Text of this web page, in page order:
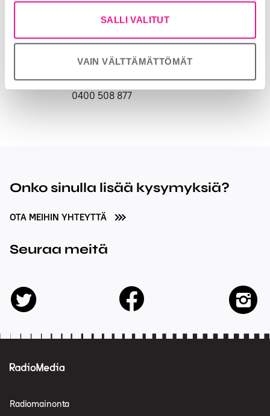
SALLI VALITUT
VAIN VÄLTTÄMÄTTÖMÄT
Toimitusjohtaja
stefan.moller@radiomedia.fi
0400 508 877
Onko sinulla lisää kysymyksiä?
OTA MEIHIN YHTEYTTÄ
Seuraa meitä
twitter facebook
Radiomainonta